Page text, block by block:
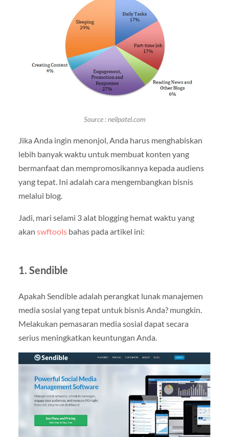
Source : neilpatel.com
Jika Anda ingin menonjol, Anda harus menghabiskan
lebih banyak waktu untuk membuat konten yang
bermanfaat dan mempromosikannya kepada audiens
yang tepat. Ini adalah cara mengembangkan bisnis
melalui blog.
Jadi, mari selami 3 alat blogging hemat waktu yang
akan swftoolsbahas pada artikel ini:
1. Sendible
Apakah Sendible adalah perangkat lunak manajemen
media sosial yang tepat untuk bisnis Anda? mungkin.
Melakukan pemasaran media sosial dapat secara
serius meningkatkan keuntungan Anda.